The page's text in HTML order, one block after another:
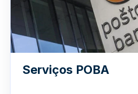
Serviços POBA